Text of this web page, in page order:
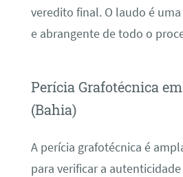
veredito final. O laudo é
e abrangente de todo o
Perícia Grafotécnica
(Bahia)
A perícia grafotécnica é
para verificar a